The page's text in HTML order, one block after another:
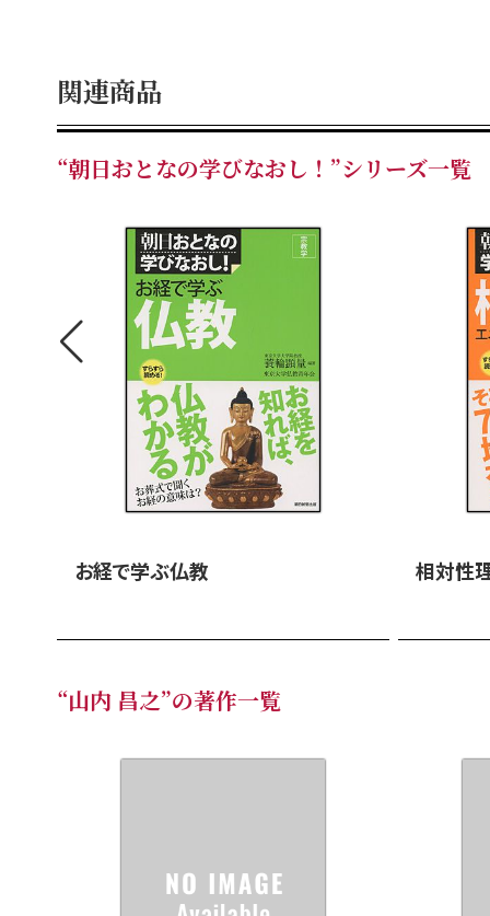
関連商品
“朝日おとなの学びなおし！”シリーズ一覧
お経で学ぶ仏教 相対性
“山内 昌之”の著作一覧